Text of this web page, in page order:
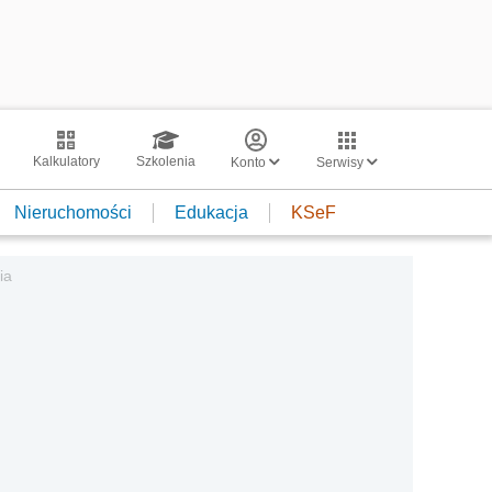
Kalkulatory Szkolenia Konto Serwisy
Nieruchomości Edukacja KSeF